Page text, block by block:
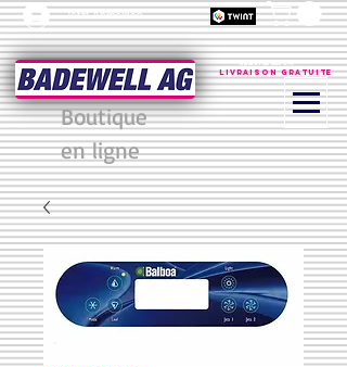
Jetzt Anmelden
Boutique
en ligne
à partir de 200 CHF
Livraison gratuite